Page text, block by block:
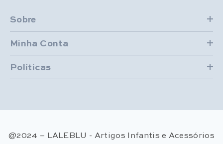
Sobre
Minha Conta
Políticas
@2024 – LALEBLU - Artigos Infantis e Acessórios